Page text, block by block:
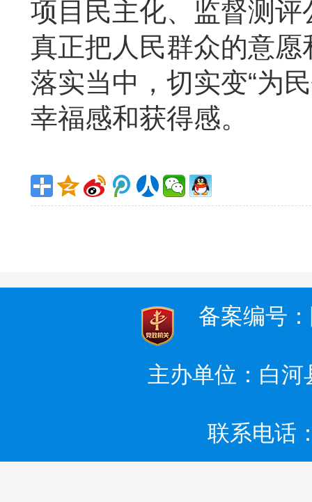
项目民主化、监督测
真正把人民群众的意
落实当中，切实变“为
幸福感和获得感。
备案编号
主办单位：白
联系电话